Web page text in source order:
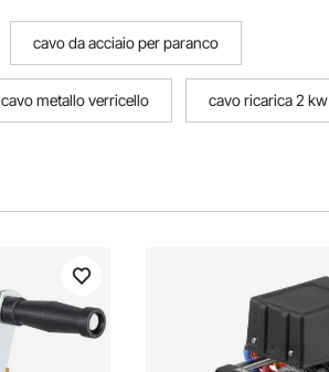
cavo da acciaio per paranco
cavo metallo verricello cavo ricarica 2 kw